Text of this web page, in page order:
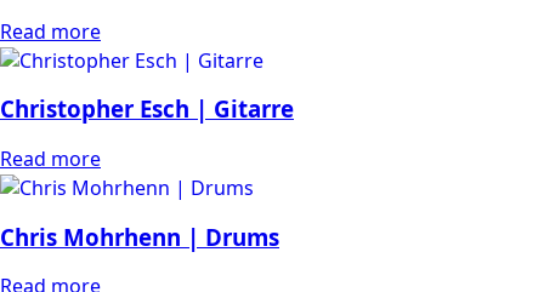
Read more
Christopher Esch | Gitarre
Read more
Chris Mohrhenn | Drums
Read more